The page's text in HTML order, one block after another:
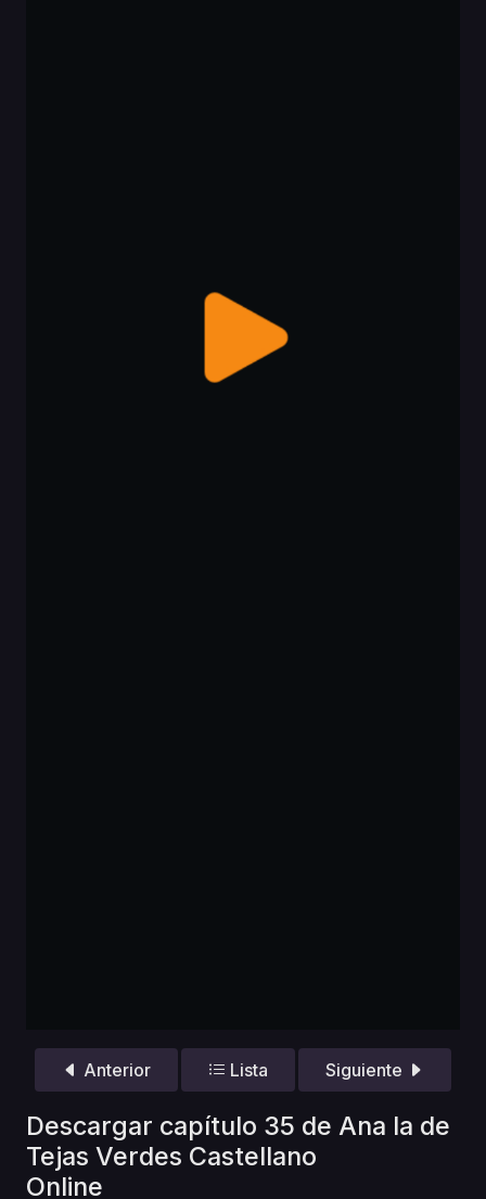
Anterior Lista Siguiente
Descargar capítulo 35 de Ana la de
Tejas Verdes Castellano
Online